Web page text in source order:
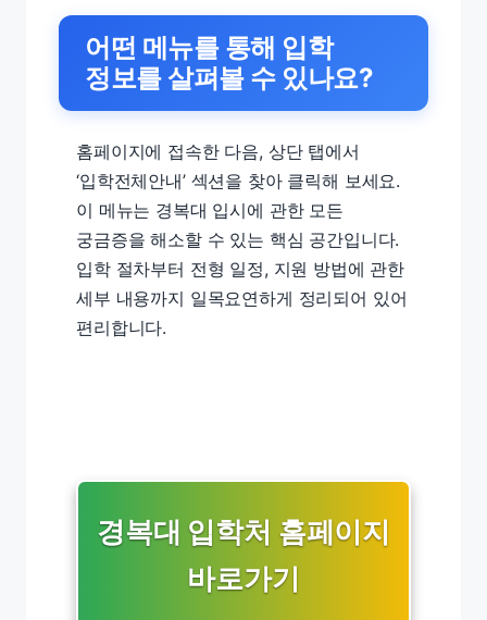
어떤 메뉴를 통해 입학
정보를 살펴볼 수 있나요?
홈페이지에 접속한 다음, 상단 탭에서
‘입학전체안내’ 섹션을 찾아 클릭해 보세요.
이 메뉴는 경복대 입시에 관한 모든
궁금증을 해소할 수 있는 핵심 공간입니다.
입학 절차부터 전형 일정, 지원 방법에 관한
세부 내용까지 일목요연하게 정리되어 있어
편리합니다.
경복대 입학처 홈페이지
바로가기